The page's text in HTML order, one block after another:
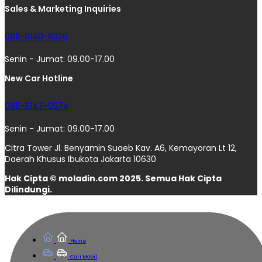
Home
Cari Mobil
Sales & Marketing Inquiries
0811-8140-8326
Senin - Jumat: 09.00-17.00
New Car Hotline
0811-8147-0574
Senin - Jumat: 09.00-17.00
Citra Tower Jl. Benyamin Suaeb Kav. A6, Kemayoran Lt 12,
Daerah Khusus Ibukota Jakarta 10630
Hak Cipta © moladin.com 2025. Semua Hak Cipta
Dilindungi.